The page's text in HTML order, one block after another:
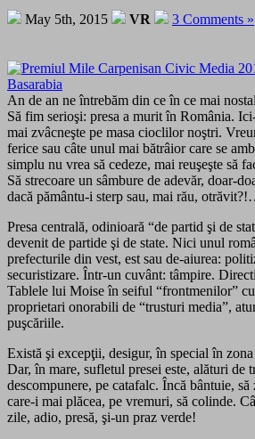
May 5th, 2015 VR 3 Comments »
An de an ne întrebăm din ce în ce mai
Să fim serioşi: presa a murit în România.
mai zvâcneşte pe masa cioclilor noştri.
ferice sau câte unul mai bătrâior care se
simplu nu vrea să cedeze, mai reuşeşte să
Să strecoare un sâmbure de adevăr, doar-
dacă pământu-i sterp sau, mai rău,
Presa centrală, odinioară “de partid şi de
devenit de partide şi de state. Nici unul
prefecturile din vest, est sau de-aiurea:
securistizare. Într-un cuvânt: tâmpire.
Tablele lui Moise în seiful “frontmenilor”
proprietari onorabili de “trusturi media”,
puşcăriile.
Există şi excepţii, desigur, în special în
Dar, în mare, sufletul presei este, alături de
descompunere, pe catafalc. Încă bântuie,
care-i mai plăcea, pe vremuri, să colinde.
zile, adio, presă, şi-un praz verde!